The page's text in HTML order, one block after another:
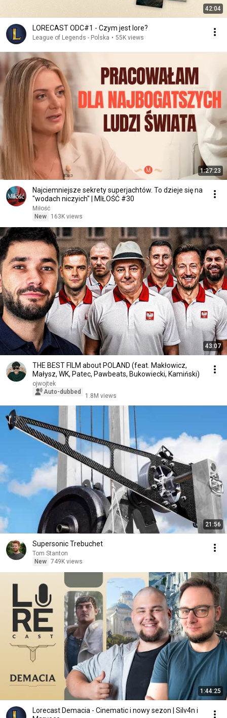
42:04
LORECAST ODC#1 - Czym jest lore?
League of Legends - Polska • 55K views
1:27:23
Najciemniejsze sekrety superjachtów. To dzieje się na
"wodach niczyich" | MIŁOŚĆ #30
Miłość
New
163K views
43:07
THE BEST FILM about POLAND (feat. Makłowicz,
Małysz, WK, Patec, Pawbeats, Bukowiecki, Kamiński)
ojwojtek
Auto-dubbed
1.8M views
21:56
Supersonic Trebuchet
Tom Stanton
New 749K views
1:44:25
Lorecast Demacia - Cinematic i nowy sezon | Silv4n i